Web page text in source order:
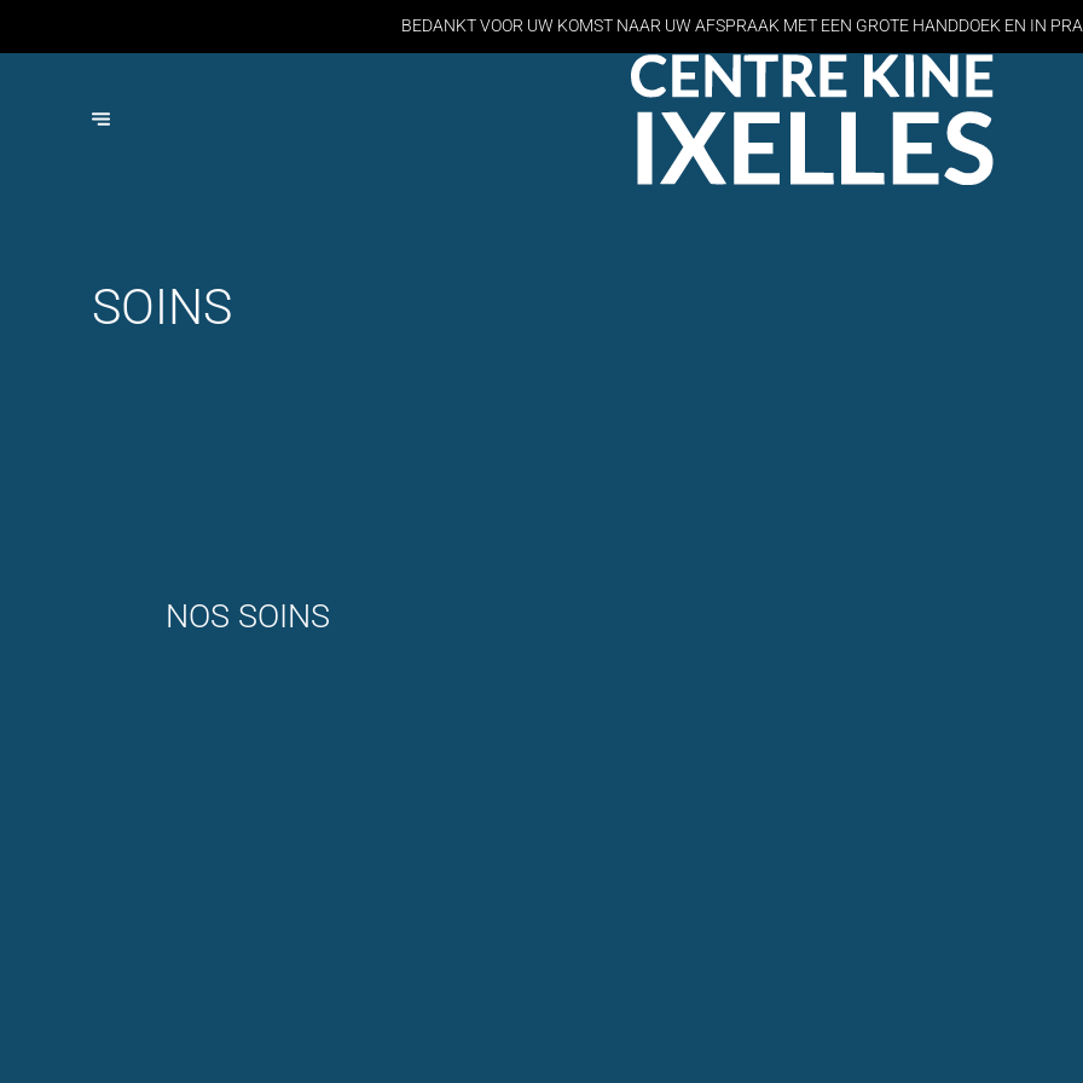
BEDANKT VOOR UW KOMST NAAR UW AFSPRAAK MET EEN GROTE HANDDOEK EN IN
SOINS
NOS SOINS